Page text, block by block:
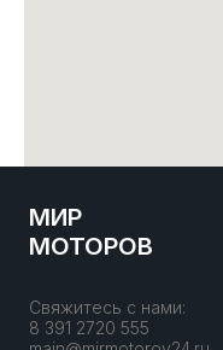
МИР
МОТОРОВ
Свяжитесь с нами:
8 391 2720 555